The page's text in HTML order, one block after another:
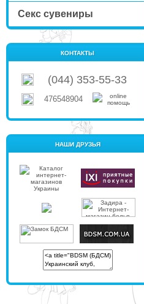
Секс сувениры
КОНТАКТЫ
(044) 353-55-33
476548904
НАШИ ДРУЗЬЯ